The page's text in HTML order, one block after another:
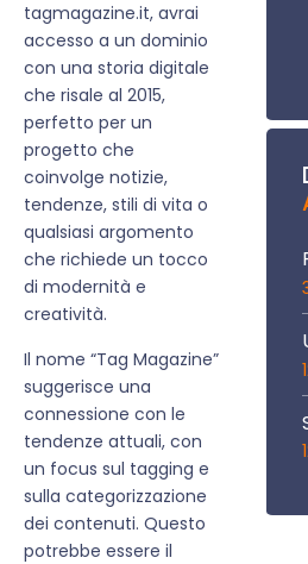
tagmagazine.it, avrai
accesso a un dominio
con una storia digitale
che risale al 2015,
perfetto per un
progetto che
coinvolge notizie,
tendenze, stili di vita o
qualsiasi argomento
che richiede un tocco
di modernità e
creatività.
Il nome “Tag Magazine”
suggerisce una
connessione con le
tendenze attuali, con
un focus sul tagging e
sulla categorizzazione
dei contenuti. Questo
potrebbe essere il